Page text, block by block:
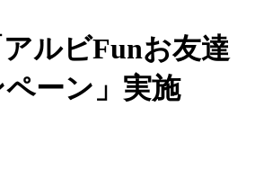
アルビFunお友達
ーン」実施